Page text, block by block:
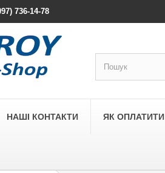
736-14-78
НАШІ КОНТАКТИ ЯК ОПЛАТИТИ